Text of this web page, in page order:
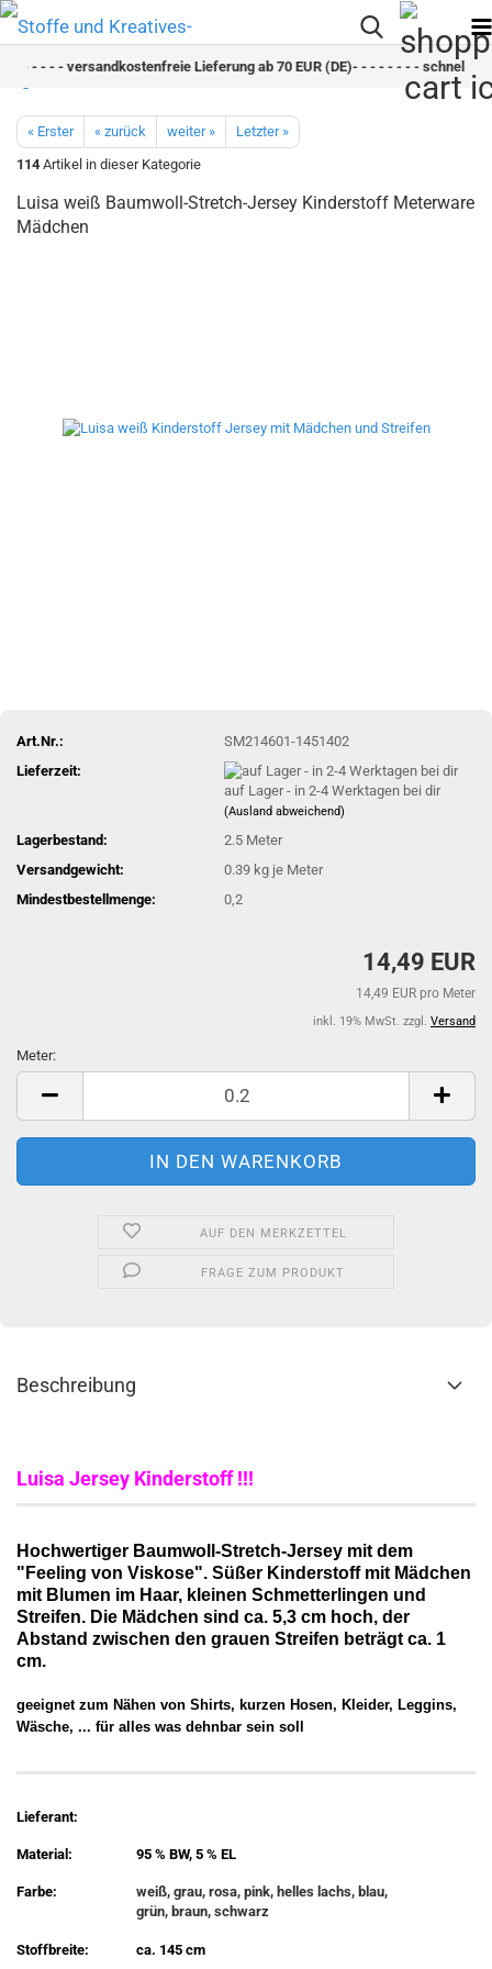
- - - - - versandkostenfreie Lieferung ab 70 EUR (DE)- - - - - - - - schneller
« Erster « zurück weiter »
Letzter »
114 Artikel in dieser Kategorie
Luisa weiß Baumwoll-Stretch-Jersey Kinderstoff Meterware
Mädchen
Art.Nr.:
SM214601-1451402
Lieferzeit:
auf Lager - in 2-4 Werktagen bei dir
(Ausland abweichend)
Lagerbestand: 2.5 Meter
Versandgewicht:
0.39 kg je Meter
Mindestbestellmenge:
0,2
14,49 EUR
14,49 EUR pro Meter
inkl. 19% MwSt. zzgl. Versand
Meter:
Meter
AUF DEN MERKZETTEL
FRAGE ZUM PRODUKT
Beschreibung
Luisa Jersey Kinderstoff !!!
Hochwertiger Baumwoll-Stretch-Jersey mit dem
"Feeling von Viskose". Süßer Kinderstoff mit Mädchen
mit Blumen im Haar, kleinen Schmetterlingen und
Streifen. Die Mädchen sind ca. 5,3 cm hoch, der
Abstand zwischen den grauen Streifen beträgt ca. 1
cm.
geeignet zum Nähen von Shirts, kurzen Hosen, Kleider, Leggins,
Wäsche, ... für alles was dehnbar sein soll
Lieferant:
Material: 95 % BW, 5 % EL
Farbe:
weiß, grau, rosa, pink, helles lachs, blau,
grün, braun, schwarz
Stoffbreite: ca. 145 cm